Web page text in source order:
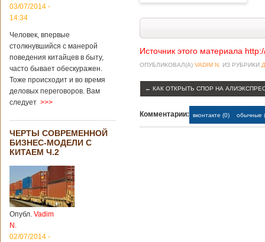
03/07/2014 -
14:34
Человек, впервые
столкнувшийся с манерой
поведения китайцев в быту,
часто бывает обескуражен.
Тоже происходит и во время
деловых переговоров. Вам
следует >>>
ЧЕРТЫ СОВРЕМЕННОЙ
БИЗНЕС-МОДЕЛИ С
КИТАЕМ Ч.2
Опубл. Vadim
N.
02/07/2014 -
Источник этого материала
ОПУБЛИКОВАЛ(А) VADIM N. ИЗ РУБРИКИ
← КАК ОТКРЫТЬ СПОР НА
Комментарии: вконтакте (0) обычные